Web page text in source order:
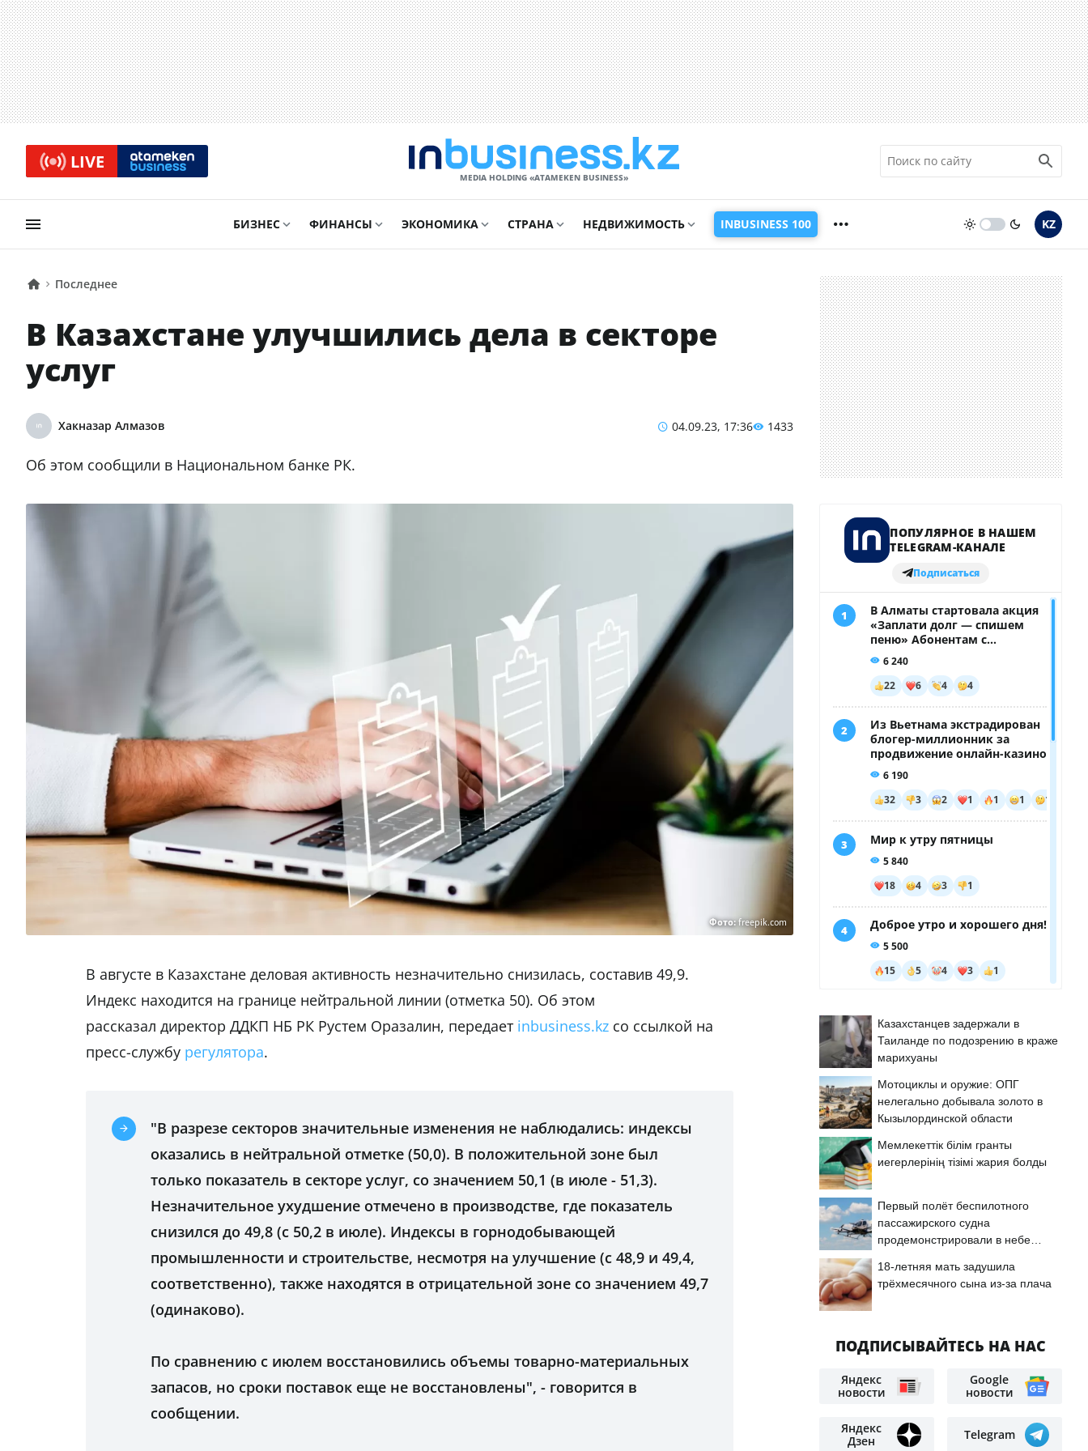
LIVE
MEDIA HOLDING «ATAMEKЕN BUSINESS»
БИЗНЕС ФИНАНСЫ ЭКОНОМИКА СТРАНА НЕДВИЖИМОСТЬ INBUSINESS 100 KZ
Последнее
В Казахстане улучшились дела в секторе
услуг
Хакназар Алмазов 04.09.23, 17:36 1433
Об этом сообщили в Национальном банке РК.
Фото:freepik.com
В августе в Казахстане деловая активность незначительно снизилась, составив 49,9.
Индекс находится на границе нейтральной линии (отметка 50). Об этом
рассказал директор ДДКП НБ РК Рустем Оразалин, передает inbusiness.kz со ссылкой на
пресс-службу регулятора.
"В разрезе секторов значительные изменения не наблюдались: индексы
оказались в нейтральной отметке (50,0). В положительной зоне был
только показатель в секторе услуг, со значением 50,1 (в июле - 51,3).
Незначительное ухудшение отмечено в производстве, где показатель
снизился до 49,8 (с 50,2 в июле). Индексы в горнодобывающей
промышленности и строительстве, несмотря на улучшение (с 48,9 и 49,4,
соответственно), также находятся в отрицательной зоне со значением 49,7
(одинаково).
По сравнению с июлем восстановились объемы товарно-материальных
запасов, но сроки поставок еще не восстановлены", - говорится в
сообщении.
Казахстанцев задержали в
Таиланде по подозрению в краже
марихуаны
Мотоциклы и оружие: ОПГ
нелегально добывала золото в
Кызылординской области
Мемлекеттік білім гранты
иегерлерінің тізімі жария болды
Первый полёт беспилотного
пассажирского судна
продемонстрировали в небе
18-летняя мать задушила
трёхмесячного сына из-за плача
ПОДПИСЫВАЙТЕСЬ НА НАС
Яндекс
новости
Google
новости
Яндекс
Дзен
Telegram